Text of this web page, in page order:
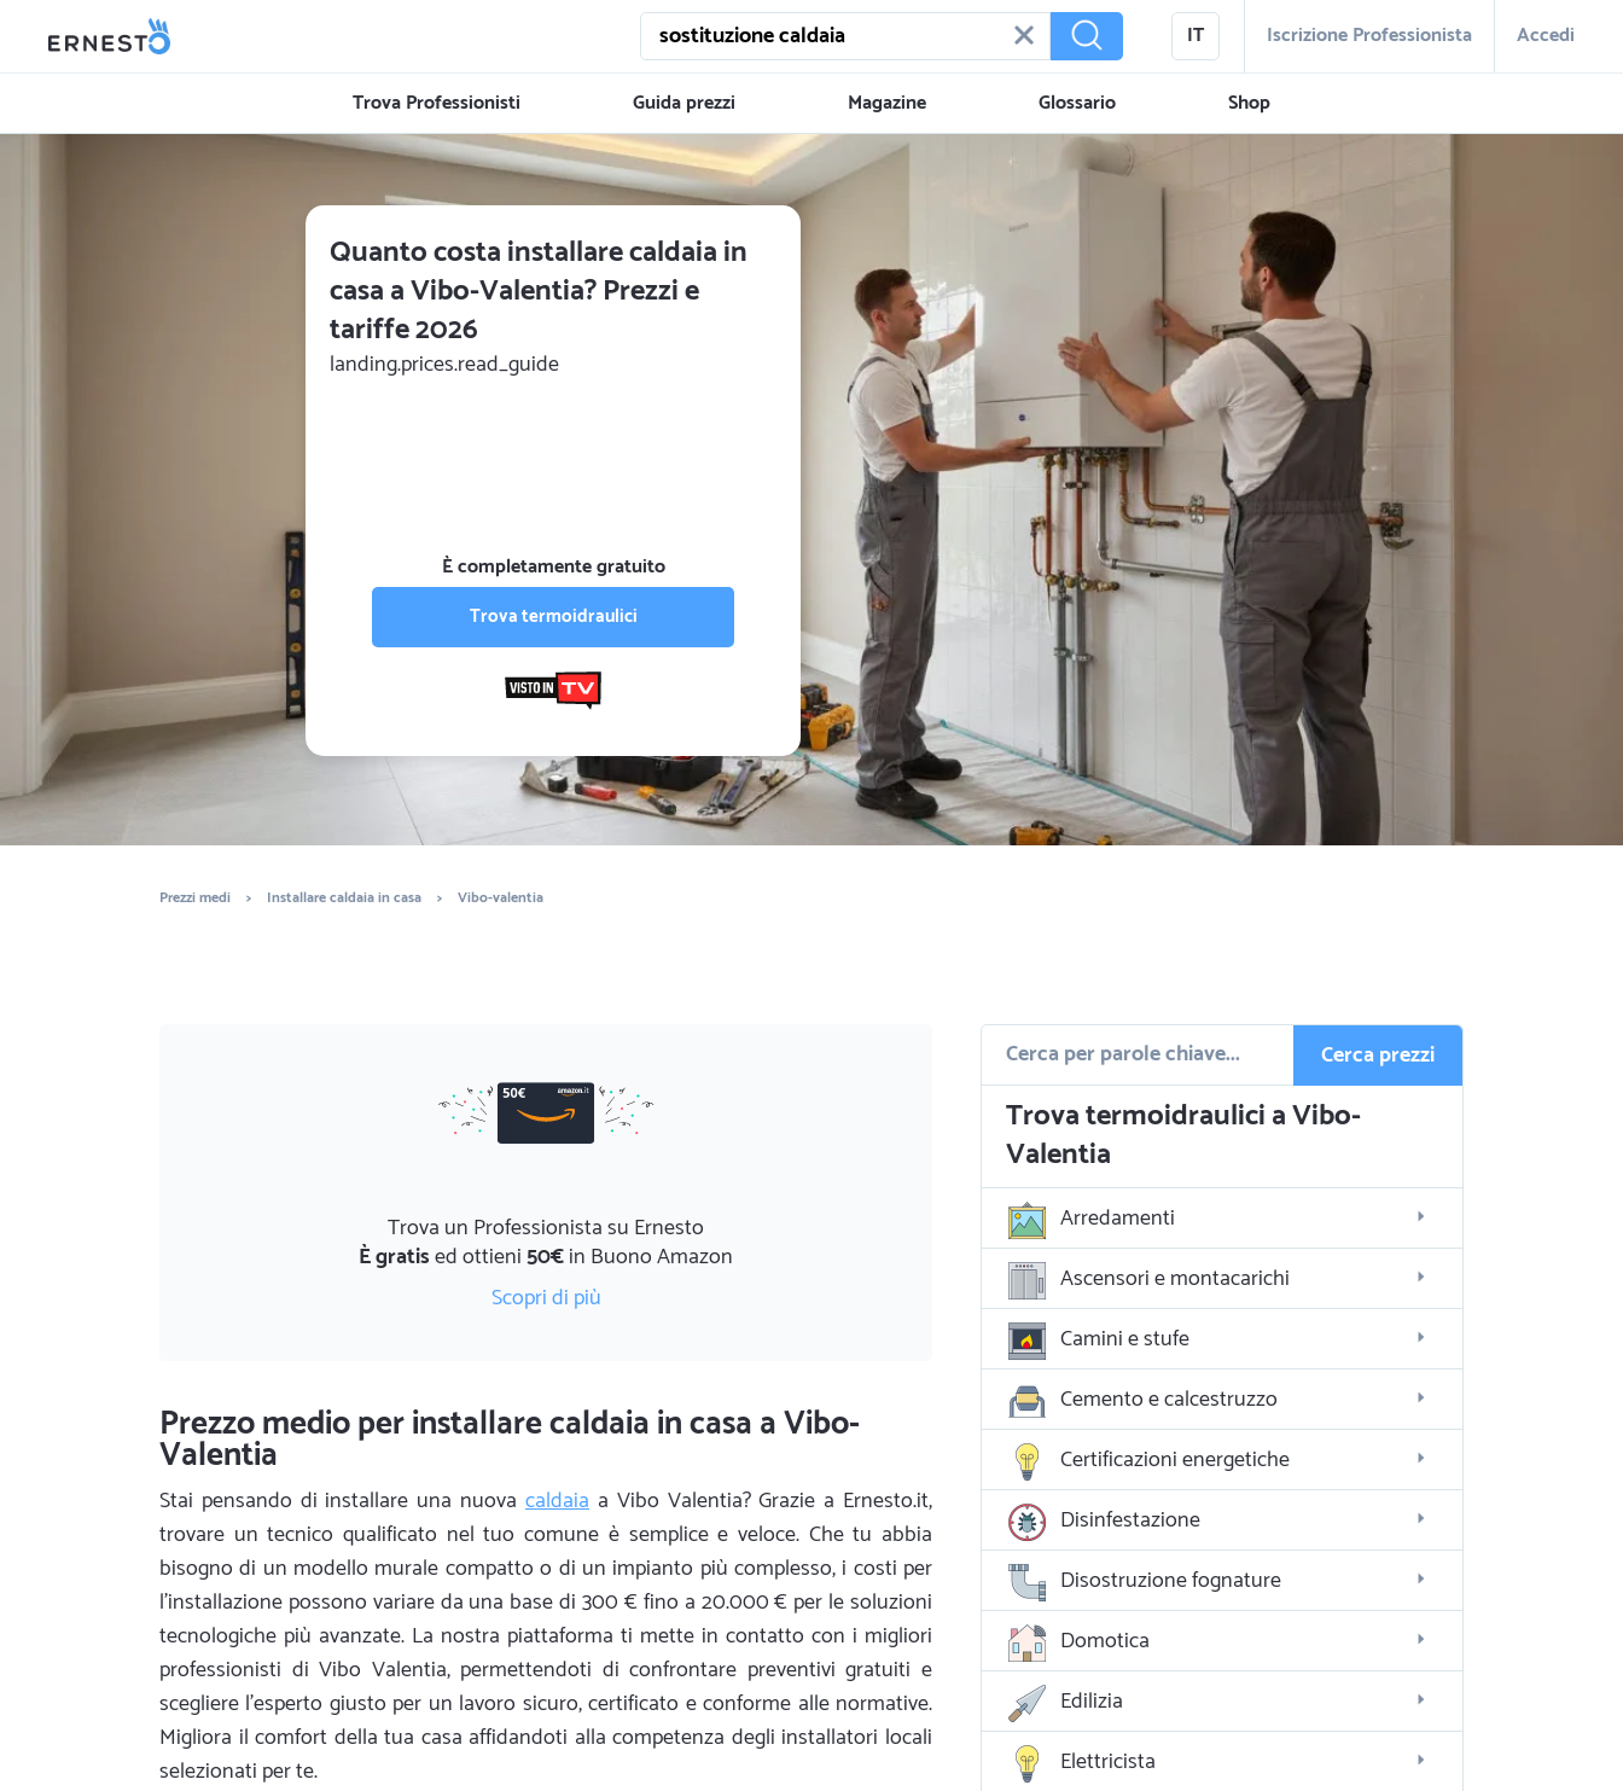
IT Iscrizione Professionista Accedi
Trova Professionisti Guida prezzi Magazine Glossario Shop
Quanto costa installare caldaia in
casa a Vibo-Valentia? Prezzi e
tariffe 2026
landing.prices.read_guide
È completamente gratuito
Trova termoidraulici
Prezzi medi > Installare caldaia in casa > Vibo-valentia
Trova un Professionista su Ernesto
È gratised ottieni50€in Buono Amazon
Scopri di più
Prezzo medio per installare caldaia in casa a Vibo-
Valentia
Stai pensando di installare una nuova caldaia a Vibo Valentia? Grazie a Ernesto.it,
trovare un tecnico qualificato nel tuo comune è semplice e veloce. Che tu abbia
bisogno di un modello murale compatto o di un impianto più complesso, i costi per
l'installazione possono variare da una base di 300 € fino a 20.000 € per le soluzioni
tecnologiche più avanzate. La nostra piattaforma ti mette in contatto con i migliori
professionisti di Vibo Valentia, permettendoti di confrontare preventivi gratuiti e
scegliere l'esperto giusto per un lavoro sicuro, certificato e conforme alle normative.
Migliora il comfort della tua casa affidandoti alla competenza degli installatori locali
selezionati per te.
Cerca prezzi
Trova termoidraulici a Vibo-
Valentia
Arredamenti
Ascensori e montacarichi
Camini e stufe
Cemento e calcestruzzo
Certificazioni energetiche
Disinfestazione
Disostruzione fognature
Domotica
Edilizia
Elettricista